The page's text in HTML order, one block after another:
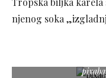
njenog soka